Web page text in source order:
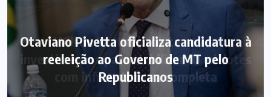
Otaviano Pivetta oficializa candidatura à
reeleição ao Governo de MT pelo
Republicanos